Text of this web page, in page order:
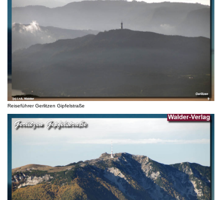
Reiseführer Gerlitzen Gipfelstraße